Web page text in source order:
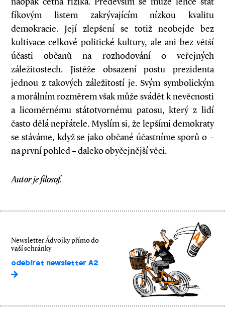
fíkovým listem zakrývajícím nízkou kvalitu
demokracie. Její zlepšení se totiž neobejde bez
kultivace celkové politické kultury, ale ani bez větší
účasti občanů na rozhodování o veřejných
záležitostech. Jistěže obsazení postu prezidenta
jednou z takových záležitostí je. Svým symbolickým
a morálním rozměrem však může svádět k nevěcnosti
a licoměrnému státotvornému patosu, který z lidí
často dělá nepřátele. Myslím si, že lepšími demokraty
se stáváme, když se jako občané účastníme sporů o –
na první pohled – daleko obyčejnější věci.
Autor je filosof.
Newsletter Ádvojky přímo do
vaší schránky
odebírat newsletter A2